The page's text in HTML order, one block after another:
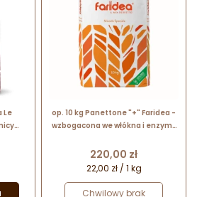
Le
op. 10 kg Panettone "+" Faridea -
wzbogacona we włókna i enzymy
wypieków na zakwasie
Cena
220,00 zł
22,00 zł / 1 kg
Chwilowy brak